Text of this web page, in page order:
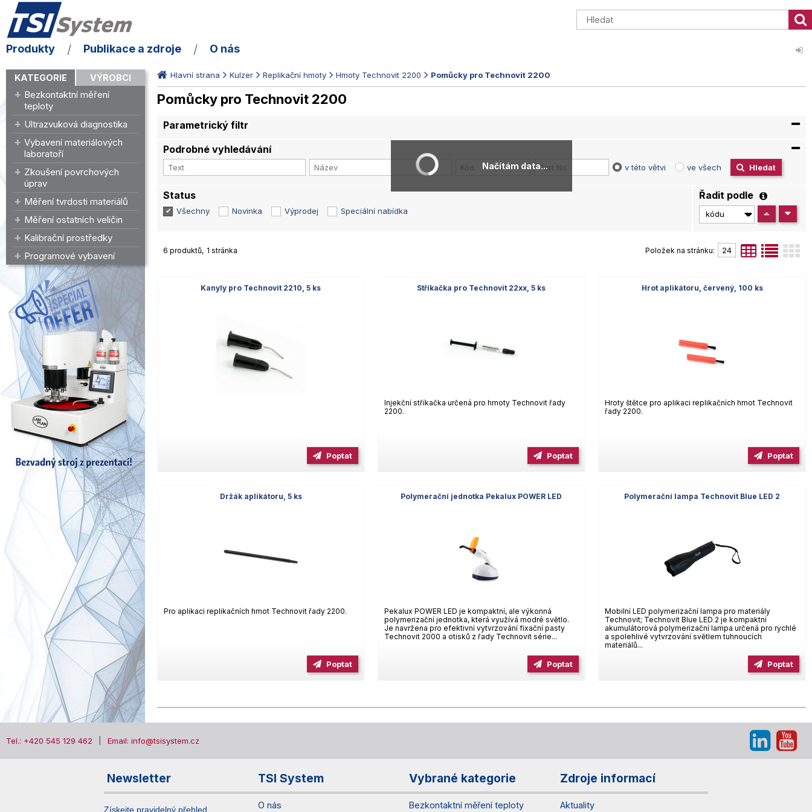
Produkty Publikace a zdroje O nás
KATEGORIE VÝROBCI
Bezkontaktní měření
teploty
Ultrazvuková diagnostika
Vybavení materiálových
laboratoří
Zkoušení povrchových
úprav
Měření tvrdosti materiálů
Měření ostatních veličin
Kalibrační prostředky
Programové vybavení
Hlavní strana Kulzer Replikační hmoty Hmoty Technovit 2200 Pomůcky pro Technovit 2200
Pomůcky pro Technovit 2200
Parametrický filtr
Podrobné vyhledávání
v této větvi ve všech Hledat
Status
Všechny Novinka Výprodej Speciální nabídka
Řadit podle
6 produktů 1 stránka Položek na stránku:
Kanyly pro Technovit 2210, 5 ks
Poptat
Stříkačka pro Technovit 22xx, 5 ks
Injekční stříkačka určená pro hmoty Technovit řady
2200.
Poptat
Hrot aplikátoru, červený, 100 ks
Hroty štětce pro aplikaci replikačních hmot Technovit
řady 2200.
Poptat
Držák aplikátoru, 5 ks
Pro aplikaci replikačních hmot Technovit řady 2200.
Poptat
Polymerační jednotka Pekalux POWER LED
Pekalux POWER LED je kompaktní, ale výkonná
polymerizační jednotka, která využívá modré světlo.
Je navržena pro efektivní vytvrzování fixační pasty
Technovit 2000 a otisků z řady Technovit série...
Poptat
Polymerační lampa Technovit Blue LED 2
Mobilní LED polymerizační lampa pro materiály
Technovit; Technovit Blue LED 2 je kompaktní
akumulátorová polymerizační lampa určená pro rychlé
a spolehlivé vytvrzování světlem tuhnoucích
materiálů...
Poptat
Tel.: +420 545 129 462 Email: info@tsisystem.cz
Newsletter
Získejte pravidelný přehled
TSI System
O nás
Vybrané kategorie
Bezkontaktní měření teploty
Zdroje informací
Aktuality
Načítám data...